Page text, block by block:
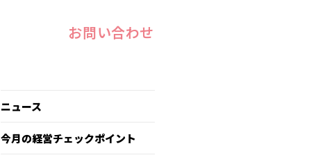
お問い合わせ
ニュース
今月の経営チェックポイント